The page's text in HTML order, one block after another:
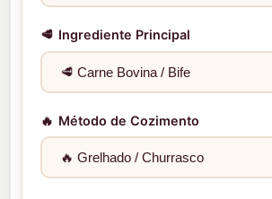
🥩 Ingrediente Principal
🔥 Método de Cozimento